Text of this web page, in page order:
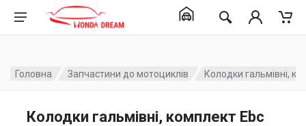
Головна Запчастини до мотоциклів Колодки гальмівні,
Колодки гальмівні, комплект Ebc